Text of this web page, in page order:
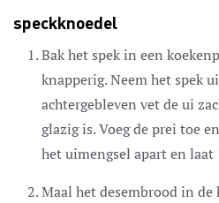
speckknoedel
Bak het spek in een
knapperig. Neem het spek
achtergebleven vet de ui
glazig is. Voeg de prei toe
het uimengsel apart en
Maal het desembrood in